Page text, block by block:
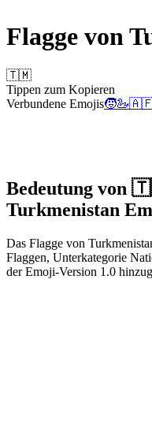
Flagge von
🇹🇲
Tippen zum Kopieren
Verbundene Emojis🧒🦢
Bedeutung von
Turkmenistan
Das Flagge von
Flaggen, Unterkategorie
der Emoji-Version 1.0